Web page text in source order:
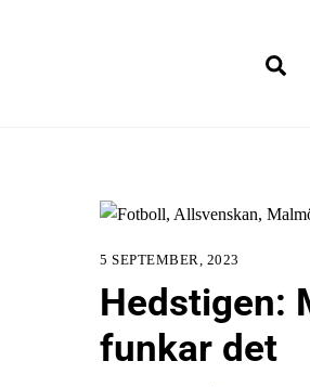
5 SEPTEMBER, 2023
Hedstigen:
funkar det